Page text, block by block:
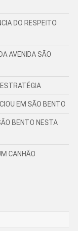
DO RESPEITO
AVENIDA SÃO
EM SÃO BENTO
BENTO NESTA
CANHÃO